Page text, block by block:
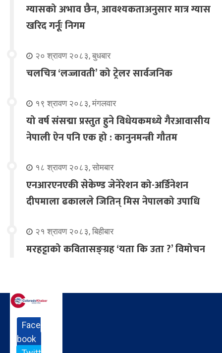
ग्यासको अभाव छैन, आवश्यकताअनुसार मात्र ग्यास
खरिद गर्नूः निगम
२० श्रावण २०८३, बुधबार
चलचित्र ‘लज्जावती’ को ट्रेलर सार्वजनिक
१९ श्रावण २०८३, मंगलवार
यो वर्ष संसद्मा प्रस्तुत हुने विधेयकमध्ये गैरआवासीय
नेपाली ऐन पनि एक हो : कानुनमन्त्री गौतम
१८ श्रावण २०८३, सोमबार
एनआरएनएकी सेकेण्ड जेनेरेशन को-अर्डिनेशन
दीपमाला ढकालले जितिन् मिस नेपालको उपाधि
२१ श्रावण २०८३, बिहीबार
मरहट्टाको कवितासङ्ग्रह ‘यता कि उता ?’ विमोचन
Face
book